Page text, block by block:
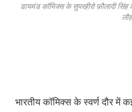
डायमंड कॉमिक्स के सुपरहीरो फ़ौलादी सिंह
भारतीय कॉमिक्स के स्वर्ण दौर में